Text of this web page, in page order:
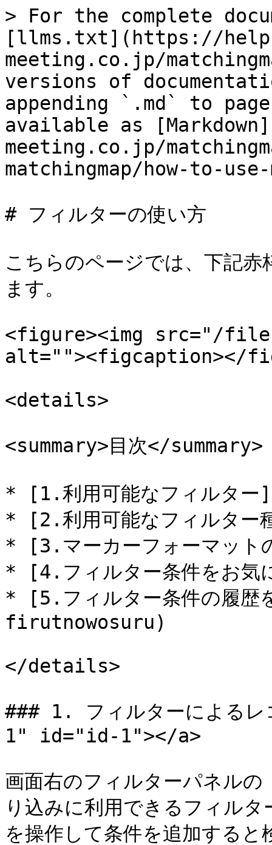
> For the complete
[llms.txt](https://
meeting.co.jp/
versions of
appending `.md` to
available as
meeting.co.jp/
matchingmap/how-to-
# フィルターの使い方
こちらのページでは、下記
ます。
<figure><img src="/files/
alt=""><figcaption></
<details>
<summary>目次</summary>
* [1.利用可能なフィルタ
* [2.利用可能なフィルタ
* [3.マーカーフォーマッ
* [4.フィルター条件をお
* [5.フィルター条件の履
firutnowosuru)
</details>
### 1. フィルターによる
1" id="id-1"></a>
画面右のフィルターパネル
り込みに利用できるフィル
を操作して条件を追加する